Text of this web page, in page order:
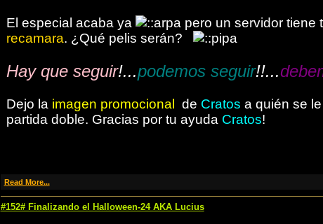
El especial acaba ya pero un servidor tiene
recamara. ¿Qué pelis serán?
Hay que seguir!...podemos seguir!!...
Dejo la imagen promocional de Cratos a quién se
partida doble. Gracias por tu ayuda Cratos!
Read More...
#152# Finalizando el Halloween-24 AKA Lucius